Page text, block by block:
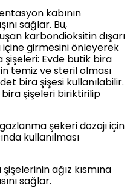
kabının
sağlar. Bu,
karbondioksitin dışarı
içine girmesini önleyerek
şişeleri: Evde butik bira
temiz ve steril olması
bira şişesi kullanılabilir.
bira şişeleri biriktirilip
şekeri dozajı için
kullanılması
ağız kısmına
sağlar.